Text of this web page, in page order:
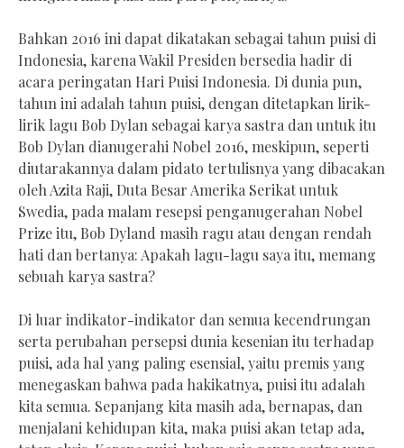
Bahkan 2016 ini dapat dikatakan sebagai tahun puisi di
Indonesia, karena Wakil Presiden bersedia hadir di
acara peringatan Hari Puisi Indonesia. Di dunia pun,
tahun ini adalah tahun puisi, dengan ditetapkan lirik-
lirik lagu Bob Dylan sebagai karya sastra dan untuk itu
Bob Dylan dianugerahi Nobel 2016, meskipun, seperti
diutarakannya dalam pidato tertulisnya yang dibacakan
oleh Azita Raji, Duta Besar Amerika Serikat untuk
Swedia, pada malam resepsi penganugerahan Nobel
Prize itu, Bob Dyland masih ragu atau dengan rendah
hati dan bertanya: Apakah lagu-lagu saya itu, memang
sebuah karya sastra?
Di luar indikator-indikator dan semua kecendrungan
serta perubahan persepsi dunia kesenian itu terhadap
puisi, ada hal yang paling esensial, yaitu premis yang
menegaskan bahwa pada hakikatnya, puisi itu adalah
kita semua. Sepanjang kita masih ada, bernapas, dan
menjalani kehidupan kita, maka puisi akan tetap ada,